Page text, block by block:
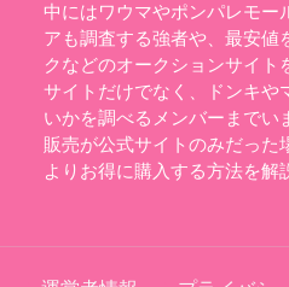
中にはワウマやポンパレモー
アも調査する強者や、最安値
クなどのオークションサイト
サイトだけでなく、ドンキや
いかを調べるメンバーまでい
販売が公式サイトのみだった
よりお得に購入する方法を解